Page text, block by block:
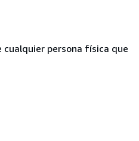
cualquier persona física que